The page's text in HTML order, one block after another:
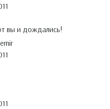
вы и дождались!